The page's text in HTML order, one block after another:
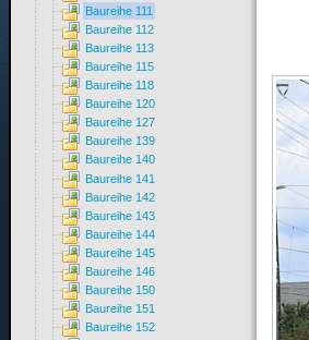
Baureihe 111
Baureihe 112
Baureihe 113
Baureihe 115
Baureihe 118
Baureihe 120
Baureihe 127
Baureihe 139
Baureihe 140
Baureihe 141
Baureihe 142
Baureihe 143
Baureihe 144
Baureihe 145
Baureihe 146
Baureihe 150
Baureihe 151
Baureihe 152